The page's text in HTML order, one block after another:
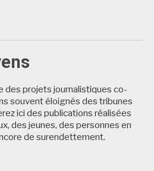
plus : Alter Médialab
des projets journalistiques co-
souvent éloignés des tribunes
ici des publications réalisées
des jeunes, des personnes en
de surendettement.
plus : Projets citoyens